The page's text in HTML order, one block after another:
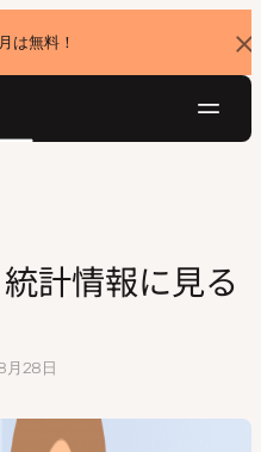
は無料！
バ
ナ
ョ
将来性
計情報に見る
28日